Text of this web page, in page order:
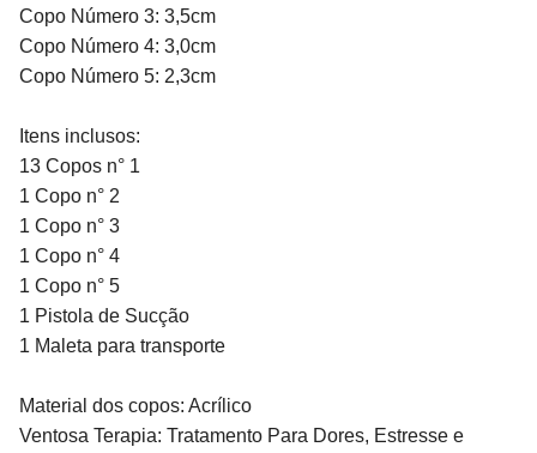
Copo Número 3: 3,5cm
Copo Número 4: 3,0cm
Copo Número 5: 2,3cm
Itens inclusos:
13 Copos n° 1
1 Copo n° 2
1 Copo n° 3
1 Copo n° 4
1 Copo n° 5
1 Pistola de Sucção
1 Maleta para transporte
Material dos copos: Acrílico
Ventosa Terapia: Tratamento Para Dores, Estresse e